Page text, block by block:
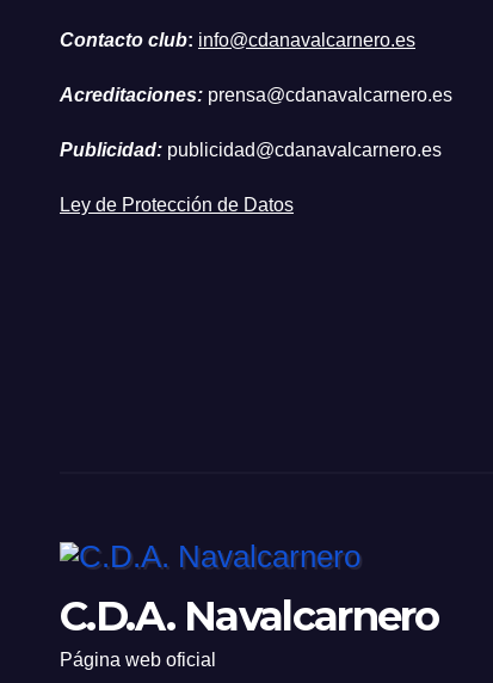
Contacto club: info@cdanavalcarnero.es
Acreditaciones: prensa@cdanavalcarnero.es
Publicidad: publicidad@cdanavalcarnero.es
Ley de Protección de Datos
C.D.A. Navalcarnero
Página web oficial